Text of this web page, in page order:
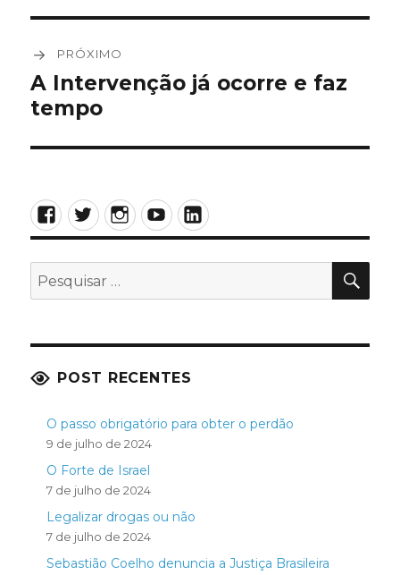
PRÓXIMO
Próximo
post:
A Intervenção já ocorre e faz
tempo
Facebook
TwitterInstagram
YouTubeLinkedIn
Pesquisar
POST RECENTES
O passo obrigatório para obter o perdão
9 de julho de 2024
O Forte de Israel
7 de julho de 2024
Legalizar drogas ou não
7 de julho de 2024
Sebastião Coelho denuncia a Justiça Brasileira